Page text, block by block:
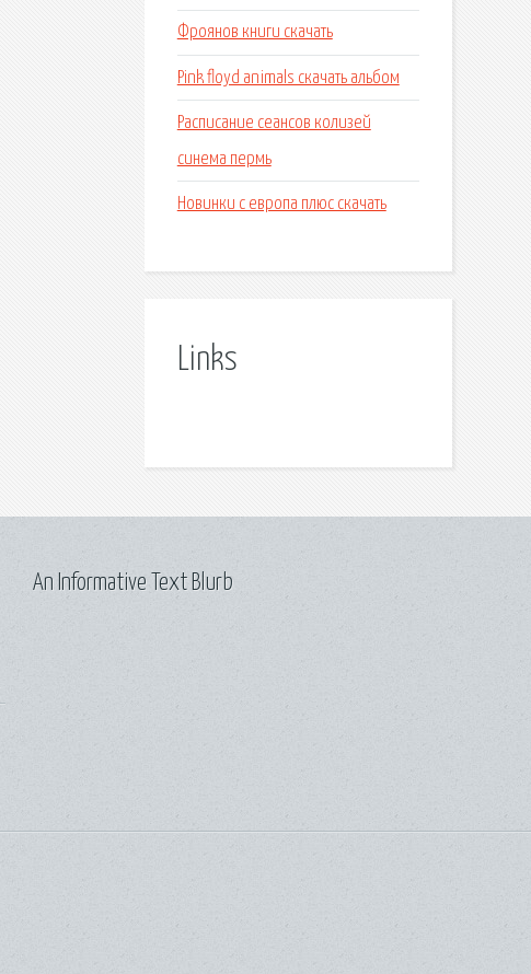
Фроянов книги скачать
Pink floyd animals скачать альбом
Расписание сеансов колизей
синема пермь
Новинки с европа плюс скачать
Links
An Informative Text Blurb